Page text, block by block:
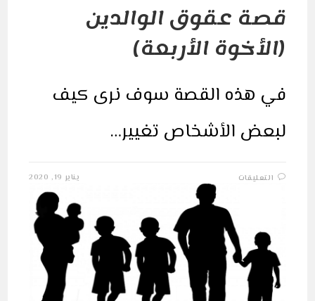
قصة عقوق الوالدين
(الأخوة الأربعة)
في هذه القصة سوف نرى كيف
لبعض الأشخاص تغيير…
التعليقات
عقوق
الوالدين
(الأخوة
الأربعة)
مغلقة
يناير 19, 2020